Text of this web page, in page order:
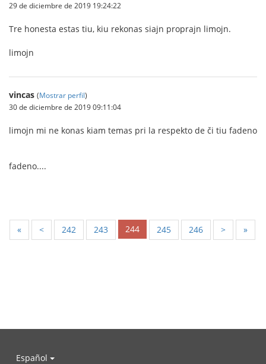
29 de diciembre de 2019 19:24:22
Tre honesta estas tiu, kiu rekonas siajn proprajn limojn.
limojn
vincas (Mostrar perfil)
30 de diciembre de 2019 09:11:04
limojn mi ne konas kiam temas pri la respekto de či tiu fadeno
fadeno....
« < 242 243 244 245 246 > »
Español